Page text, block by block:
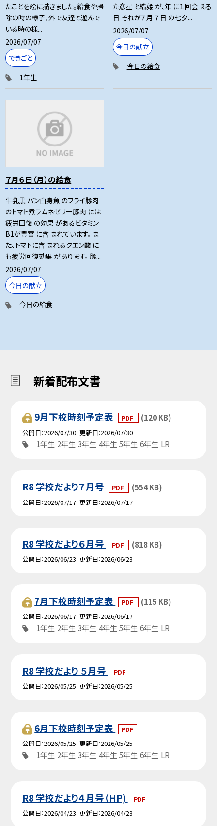
たことを絵に描きました。給食や掃
除の時の様子、外で友達と遊んで
いる時の様...
2026/07/07
できごと
1年生
た彦星 と織姫 が、年 に１回会 える
日 それが７月 ７日 の七夕...
2026/07/07
今日の献立
今日の給食
７月６日（月）の給食
牛乳黒 パン白身魚 のフライ豚肉
のトマト煮ラムネゼリー豚肉 には
疲労回復 の効果 があるビタミン
B1が豊富 に含 まれています。 ま
た、トマトに含 まれるクエン酸 に
も疲労回復効果 があります。 豚...
2026/07/07
今日の献立
今日の給食
新着配布文書
9月下校時刻予定表 PDF (120 KB)
公開日 2026/07/30 更新日 2026/07/30
1年生 2年生 3年生 4年生 5年生 6年生 LR
R8 学校だより７月号 PDF (554 KB)
公開日 2026/07/17 更新日 2026/07/17
R8 学校だより６月号 PDF (818 KB)
公開日 2026/06/23 更新日 2026/06/23
7月下校時刻予定表 PDF (115 KB)
公開日 2026/06/17 更新日 2026/06/17
1年生 2年生 3年生 4年生 5年生 6年生 LR
R8 学校だより ５月号
PDF
公開日 2026/05/25 更新日 2026/05/25
6月下校時刻予定表
PDF
公開日 2026/05/25 更新日 2026/05/25
1年生 2年生 3年生 4年生 5年生 6年生 LR
R8 学校だより４月号（HP)
PDF
公開日 2026/04/23 更新日 2026/04/23